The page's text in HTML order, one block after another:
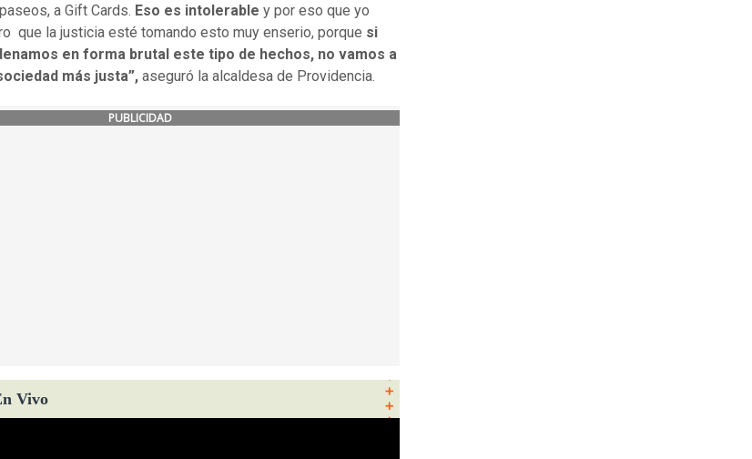
a Gift Cards. Eso es intolerable y por eso que yo
que la justicia esté tomando esto muy enserio, porque si
en forma brutal este tipo de hechos, no vamos a
más justa”, aseguró la alcaldesa de Providencia.
PUBLICIDAD
Vivo